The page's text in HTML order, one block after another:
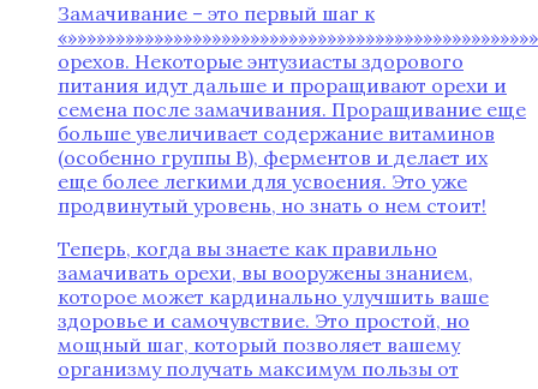
Замачивание – это первый шаг к
орехов. Некоторые энтузиасты здорового
питания идут дальше и проращивают орехи и
семена после замачивания. Проращивание еще
больше увеличивает содержание витаминов
(особенно группы В), ферментов и делает их
еще более легкими для усвоения. Это уже
продвинутый уровень, но знать о нем стоит!
Теперь, когда вы знаете как правильно
замачивать орехи, вы вооружены знанием,
которое может кардинально улучшить ваше
здоровье и самочувствие. Это простой, но
мощный шаг, который позволяет вашему
организму получать максимум пользы от